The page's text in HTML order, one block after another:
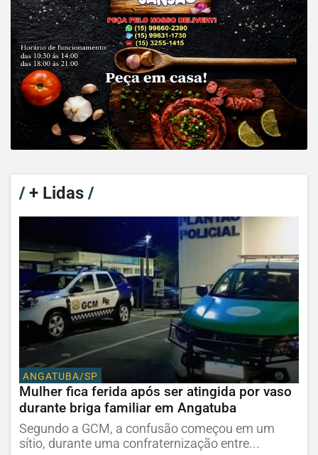
/+ Lidas /
ANGATUBA/SP
Mulher fica ferida após ser atingida por vaso
durante briga familiar em Angatuba
Segundo a GCM, a confusão começou em um
sítio, durante uma confraternização entre...